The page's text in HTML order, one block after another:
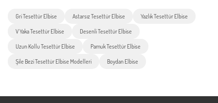
Gri Tesettür Elbise Astarsız Tesettür Elbise Yazlık Tesettür Elbise
V Yaka Tesettür Elbise Desenli Tesettür Elbise
Uzun Kollu Tesettür Elbise Pamuk Tesettür Elbise
Şile Bezi Tesettür Elbise Modelleri Boydan Elbise